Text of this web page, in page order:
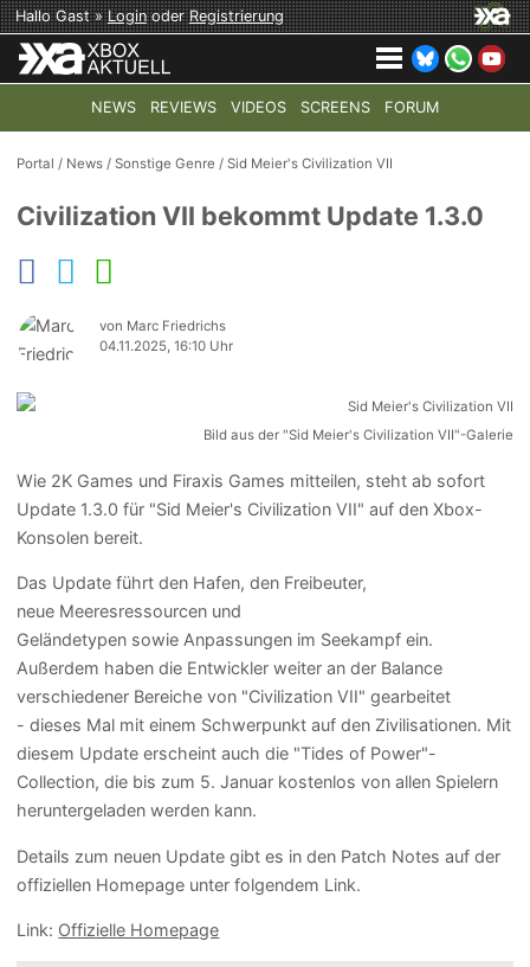
Hallo Gast »LoginoderRegistrierung
NEWS REVIEWS VIDEOS SCREENS FORUM
TOP-THEMEN: COD: MODERN WARFARE 4 HALO:
Portal / News /Sonstige Genre /Sid Meier's Civilization VII
Civilization VII bekommt Update 1.3.0
von Marc Friedrichs
04.11.2025, 16:10 Uhr
Bild aus der "Sid Meier's Civilization VII"-Galerie
Wie 2K Games und Firaxis Games mitteilen, steht ab sofort
Update 1.3.0 für "Sid Meier's Civilization VII" auf den Xbox-
Konsolen bereit.
Das Update führt den Hafen, den Freibeuter,
neue Meeresressourcen und
Geländetypen sowie Anpassungen im Seekampf ein.
Außerdem haben die Entwickler weiter an der Balance
verschiedener Bereiche von "Civilization VII" gearbeitet
- dieses Mal mit einem Schwerpunkt auf den Zivilisationen. Mit
diesem Update erscheint auch die "Tides of Power"-
Collection, die bis zum 5. Januar kostenlos von allen Spielern
heruntergeladen werden kann.
Details zum neuen Update gibt es in den Patch Notes auf der
offiziellen Homepage unter folgendem Link.
Link: Offizielle Homepage